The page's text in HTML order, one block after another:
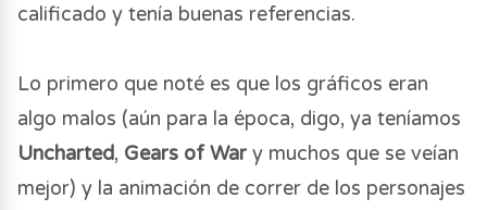
calificado y tenía buenas referencias.
Lo primero que noté es que los gráficos eran
algo malos (aún para la época, digo, ya teníamos
Uncharted, Gears of War y muchos que se veían
mejor) y la animación de correr de los personajes